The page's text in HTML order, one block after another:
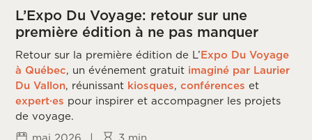
L’Expo Du Voyage: retour sur une
première édition à ne pas manquer
Retour sur la première édition de L’Expo Du Voyage
à Québec, un événement gratuit imaginé par Laurier
Du Vallon, réunissant kiosques,conférences et
expert·es pour inspirer et accompagner les projets
de voyage.